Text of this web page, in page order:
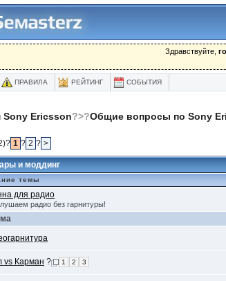
Здравствуйте,
ПРАВИЛА РЕЙТИНГ СОБЫТИЯ
Ericsson?>?Общие вопросы по Sony
1 ? 2 ? >
и моддинг
темы
для радио
радио без гарнитуры!
vs Карман ? 1 2 3